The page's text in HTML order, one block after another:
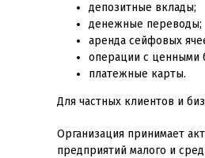
депозитные вклады;
денежные переводы;
аренда сейфовых
операции с ценными
платежные карты.
Для частных клиентов и
Организация принимает
предприятий малого и